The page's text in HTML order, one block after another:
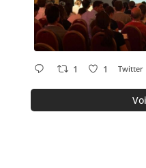
1 1 Twitter